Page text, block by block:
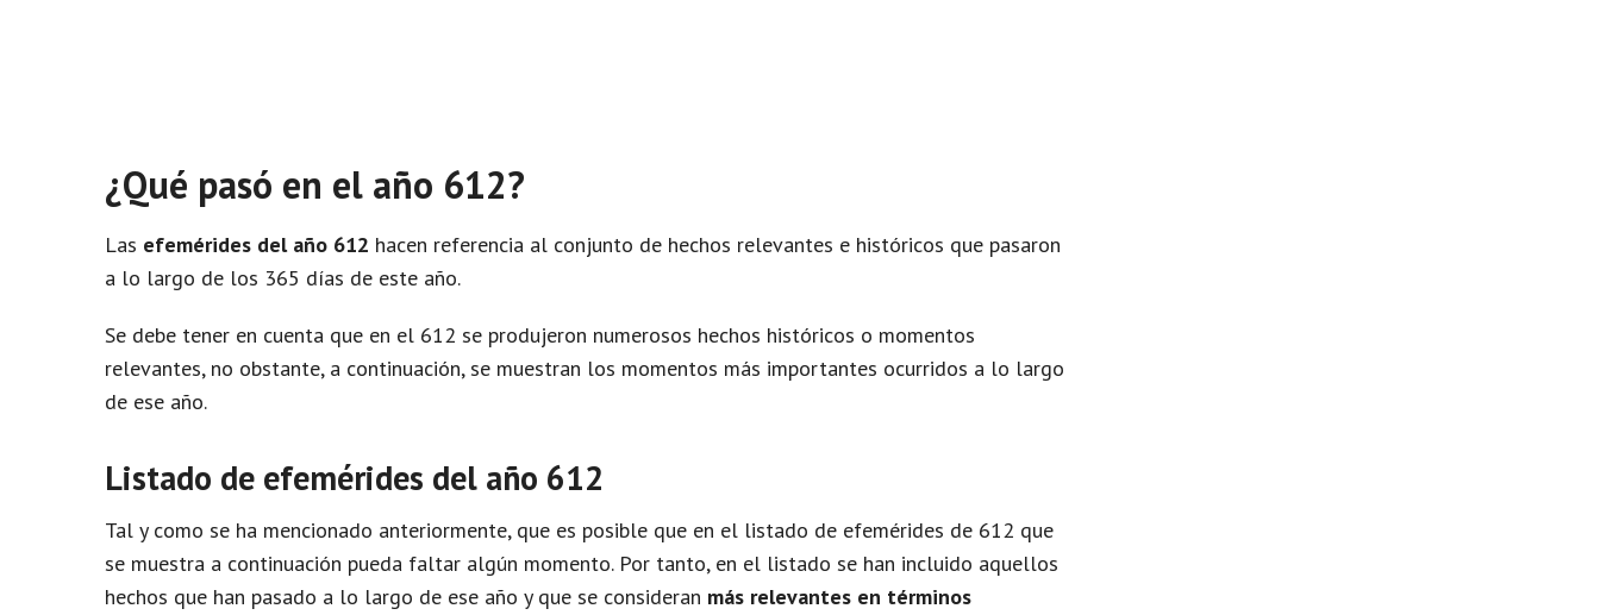
¿Qué pasó en el año 612?
Las efemérides del año 612 hacen referencia al conjunto de hechos relevantes e históricos que pasaron
a lo largo de los 365 días de este año.
Se debe tener en cuenta que en el 612 se produjeron numerosos hechos históricos o momentos
relevantes, no obstante, a continuación, se muestran los momentos más importantes ocurridos a lo largo
de ese año.
Listado de efemérides del año 612
Tal y como se ha mencionado anteriormente, que es posible que en el listado de efemérides de 612 que
se muestra a continuación pueda faltar algún momento. Por tanto, en el listado se han incluido aquellos
hechos que han pasado a lo largo de ese año y que se consideran más relevantes en términos